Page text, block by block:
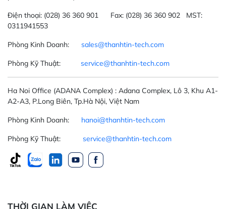
Điện thoại: (028) 36 360 901 Fax: (028) 36 360 902 MST:
0311941553
Phòng Kinh Doanh: sales@thanhtin-tech.com
Phòng Kỹ Thuật: service@thanhtin-tech.com
Ha Noi Office (ADANA Complex) : Adana Complex, Lô 3, Khu A1-
A2-A3, P.Long Biên, Tp.Hà Nội, Việt Nam
Phòng Kinh Doanh: hanoi@thanhtin-tech.com
Phòng Kỹ Thuật: service@thanhtin-tech.com
THỜI GIAN LÀM VIỆC